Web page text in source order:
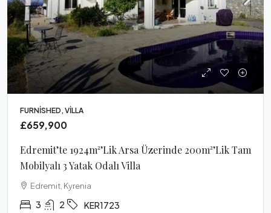
FURNISHED, VILLA
£659,900
Edremit’te 1924m²’lik Arsa Üzerinde 200m²’lik Tam
Mobilyalı 3 Yatak Odalı Villa
Edremit, Kyrenia
3 2 KER1723